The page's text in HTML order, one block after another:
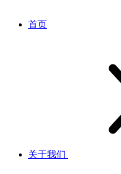
首页
关于我们